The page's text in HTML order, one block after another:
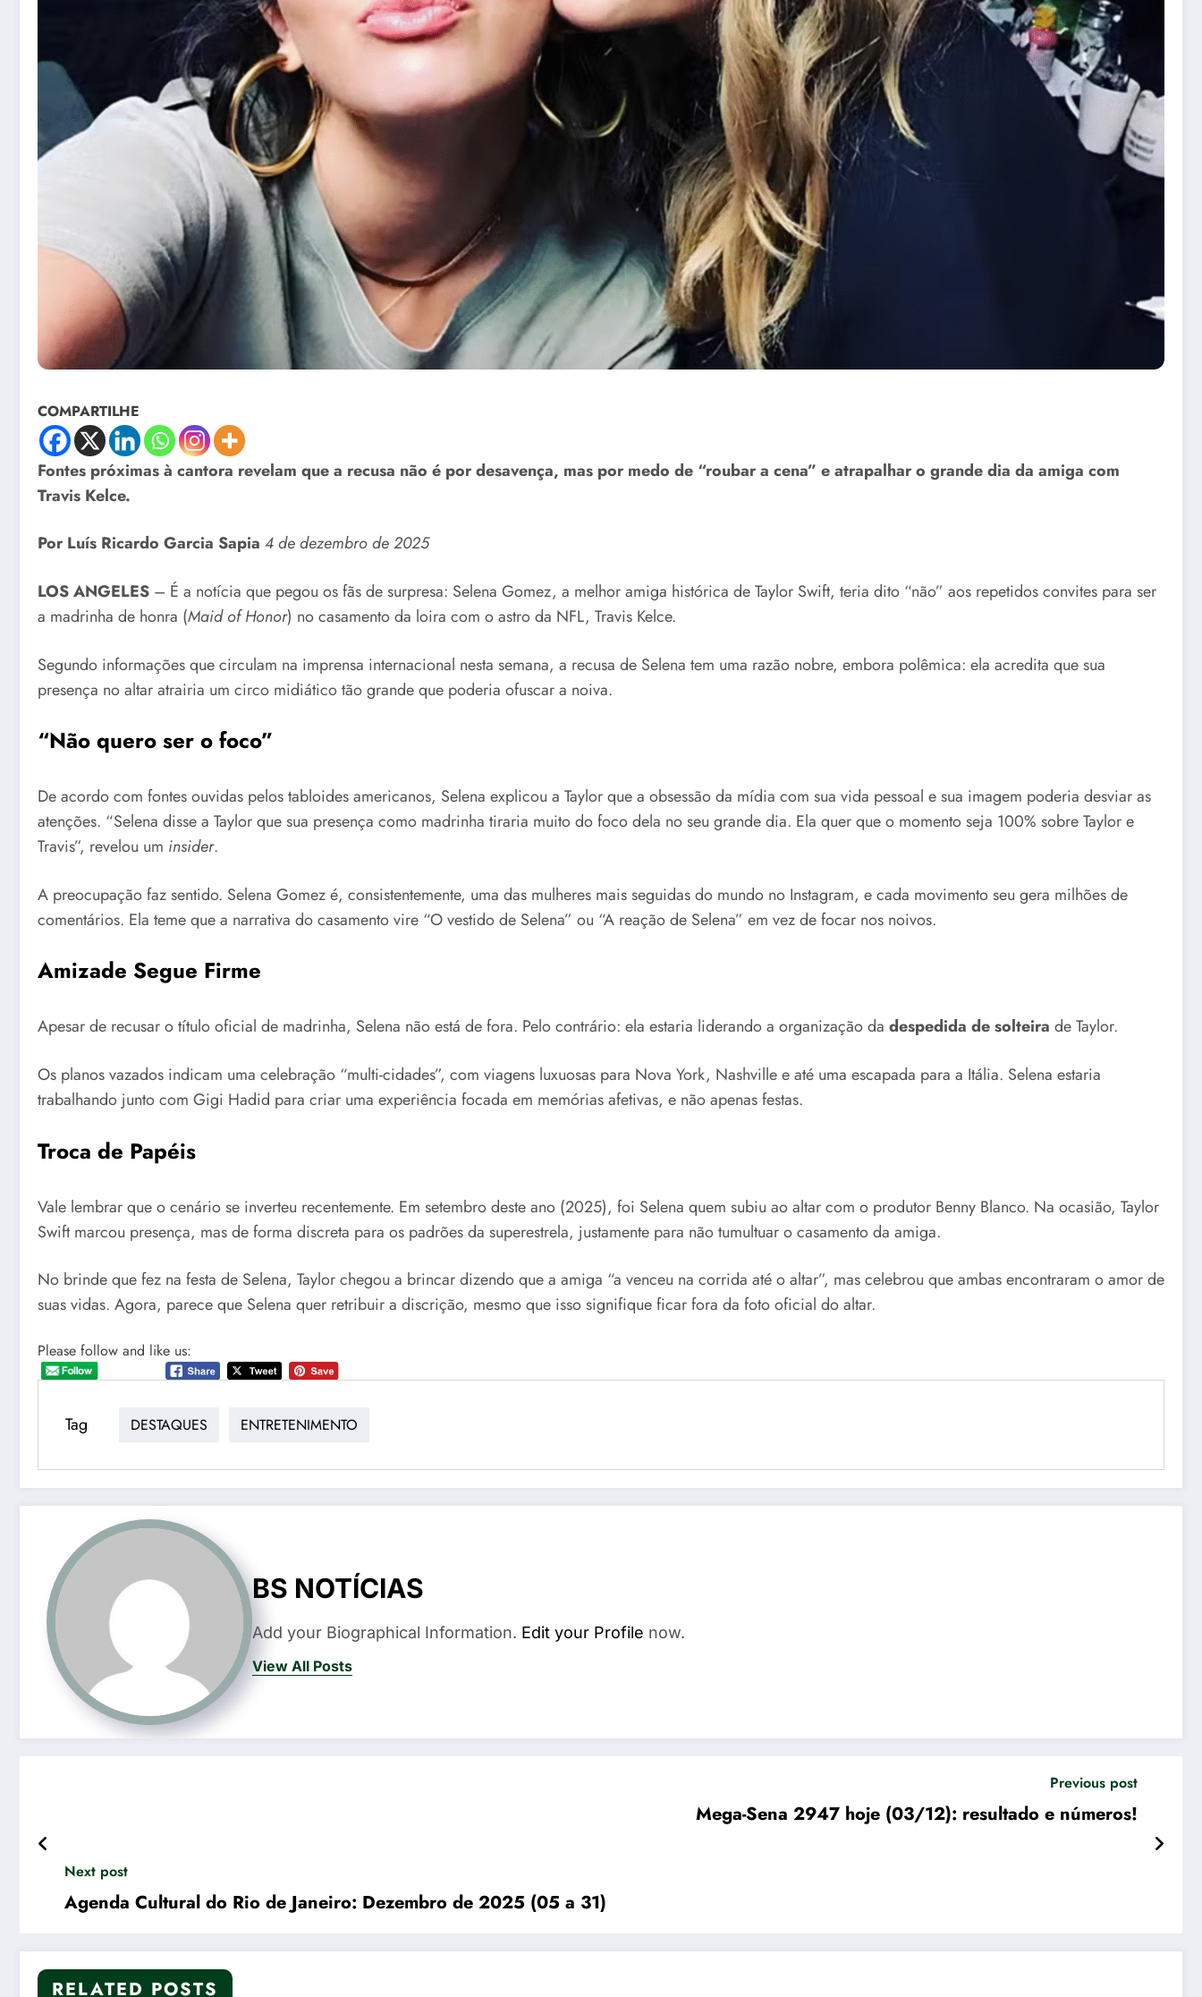
COMPARTILHE
Fontes próximas à cantora revelam que a recusa não é por desavença, mas por medo de “roubar a cena” e atrapalhar o grande dia da amiga com
Travis Kelce.
Por Luís Ricardo Garcia Sapia 4 de dezembro de 2025
LOS ANGELES – É a notícia que pegou os fãs de surpresa: Selena Gomez, a melhor amiga histórica de Taylor Swift, teria dito “não” aos repetidos convites para ser
a madrinha de honra (Maid of Honor) no casamento da loira com o astro da NFL, Travis Kelce.
Segundo informações que circulam na imprensa internacional nesta semana, a recusa de Selena tem uma razão nobre, embora polêmica: ela acredita que sua
presença no altar atrairia um circo midiático tão grande que poderia ofuscar a noiva.
“Não quero ser o foco”
De acordo com fontes ouvidas pelos tabloides americanos, Selena explicou a Taylor que a obsessão da mídia com sua vida pessoal e sua imagem poderia desviar as
atenções. “Selena disse a Taylor que sua presença como madrinha tiraria muito do foco dela no seu grande dia. Ela quer que o momento seja 100% sobre Taylor e
Travis”, revelou um insider.
A preocupação faz sentido. Selena Gomez é, consistentemente, uma das mulheres mais seguidas do mundo no Instagram, e cada movimento seu gera milhões de
comentários. Ela teme que a narrativa do casamento vire “O vestido de Selena” ou “A reação de Selena” em vez de focar nos noivos.
Amizade Segue Firme
Apesar de recusar o título oficial de madrinha, Selena não está de fora. Pelo contrário: ela estaria liderando a organização da despedida de solteira de Taylor.
Os planos vazados indicam uma celebração “multi-cidades”, com viagens luxuosas para Nova York, Nashville e até uma escapada para a Itália. Selena estaria
trabalhando junto com Gigi Hadid para criar uma experiência focada em memórias afetivas, e não apenas festas.
Troca de Papéis
Vale lembrar que o cenário se inverteu recentemente. Em setembro deste ano (2025), foi Selena quem subiu ao altar com o produtor Benny Blanco. Na ocasião, Taylor
Swift marcou presença, mas de forma discreta para os padrões da superestrela, justamente para não tumultuar o casamento da amiga.
No brinde que fez na festa de Selena, Taylor chegou a brincar dizendo que a amiga “a venceu na corrida até o altar”, mas celebrou que ambas encontraram o amor de
suas vidas. Agora, parece que Selena quer retribuir a discrição, mesmo que isso signifique ficar fora da foto oficial do altar.
Please follow and like us:
Tag DESTAQUES ENTRETENIMENTO
BS NOTÍCIAS
Add your Biographical Information. Edit your Profile now.
View All Posts
Previous post
Mega-Sena 2947 hoje (03/12): resultado e números!
Next post
Agenda Cultural do Rio de Janeiro: Dezembro de 2025 (05 a 31)
RELATED POSTS